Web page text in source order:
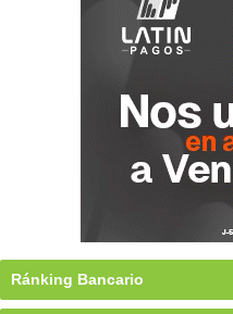
Ránking Bancario